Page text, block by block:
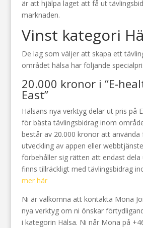
är att hjälpa laget att få ut
marknaden.
Vinst kategori
De lag som väljer att skapa ett
området hälsa har följande
20.000 kronor i “E-
East”
Hälsans nya verktyg delar ut pris på
för bästa tävlingsbidrag inom
består av 20.000 kronor att
utveckling av appen eller
förbehåller sig rätten att endast
finns tillräckligt med tävlingsbidrag
mer här
Ni är välkomna att kontakta Mona
nya verktyg om ni önskar
i kategorin Hälsa. Ni når Mona på